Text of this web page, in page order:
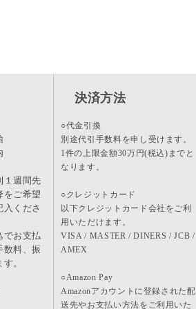
１週間先
をご希望
くださ
でお支払
数料、振
。
決済方法
○代金引換
別途代引手数料を申し受けます。
1件の上限金額30万円(税込)までと
なります。
○クレジットカード
以下クレジットカード会社をご利
用いただけます。
VISA / MASTER / DINERS / JCB /
AMEX
○Amazon Pay
Amazonアカウントに登録された配
送先やお支払い方法をご利用いた